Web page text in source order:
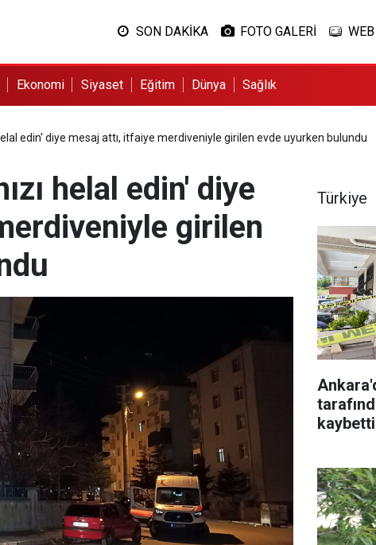
SON DAKİKA FOTO GALERİ
Ekonomi Siyaset Eğitim Dünya Sağlık
edin' diye mesaj attı, itfaiye merdiveniyle girilen evde uyurken bulundu
helal edin' diye
girilen
Türkiye
kaybetti